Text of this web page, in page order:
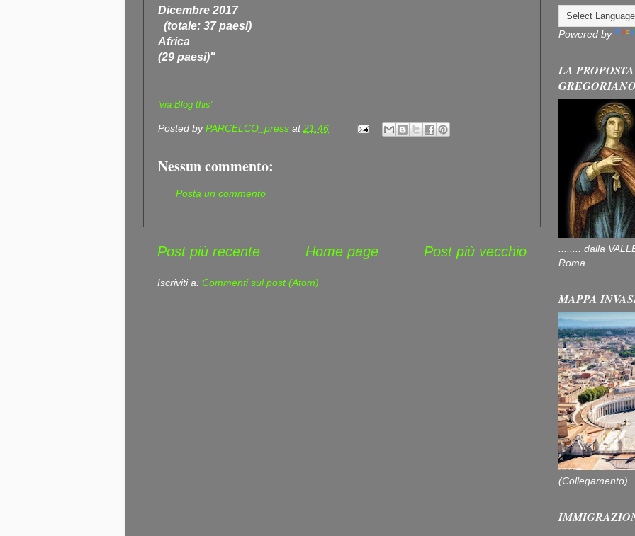
Dicembre 2017
(totale: 37 paesi)
Africa
(29 paesi)"
'via Blog this'
Posted byPARCELCO_press at21:46
Nessun commento:
Posta un commento
Post più recente Post più vecchio
Home page
Iscriviti a: Commenti sul post (Atom)
Powered by
LA
........ dalla
Roma
MAPPA
(Collegamento)